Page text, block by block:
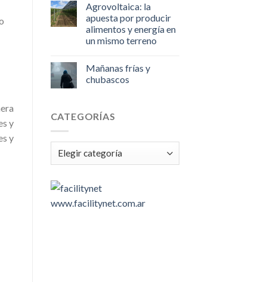
y
y
Agrovoltaica: la
apuesta por producir
alimentos y energía en
un mismo terreno
Mañanas frías y
chubascos
CATEGORÍAS
Categorías
www.facilitynet.com.ar